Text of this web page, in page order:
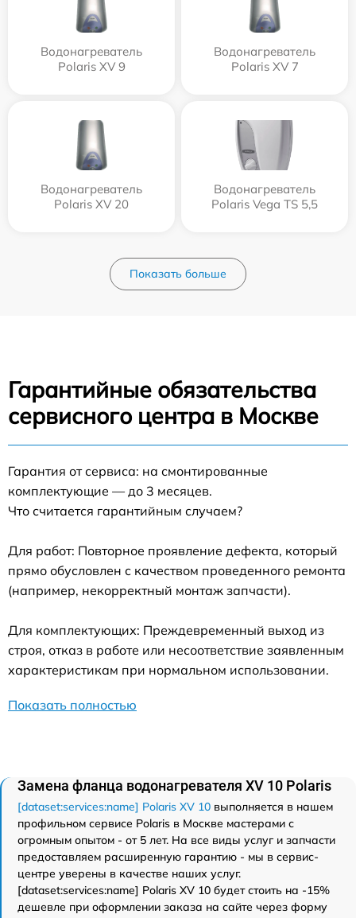
Водонагреватель
Polaris XV 9
Водонагреватель
Polaris XV 7
Водонагреватель
Polaris XV 20
Водонагреватель
Polaris Vega TS 5,5
Показать больше
Гарантийные обязательства
сервисного центра в Москве
Гарантия от сервиса: на смонтированные
комплектующие — до 3 месяцев.
Что считается гарантийным случаем?
Для работ: Повторное проявление дефекта, который
прямо обусловлен с качеством проведенного ремонта
(например, некорректный монтаж запчасти).
Для комплектующих: Преждевременный выход из
строя, отказ в работе или несоответствие заявленным
характеристикам при нормальном использовании.
Показать полностью
Замена фланца водонагревателя XV 10 Polaris
[dataset:services:name] Polaris XV 10 выполняется в нашем
профильном сервисе Polaris в Москве мастерами с
огромным опытом - от 5 лет. На все виды услуг и запчасти
предоставляем расширенную гарантию - мы в сервис-
центре уверены в качестве наших услуг.
[dataset:services:name] Polaris XV 10 будет стоить на -15%
дешевле при оформлении заказа на сайте через форму